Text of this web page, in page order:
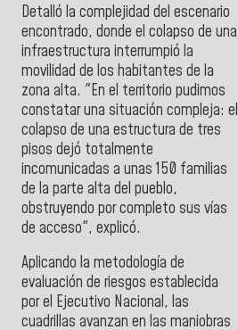
Detalló la complejidad del escenario
encontrado, donde el colapso de una
infraestructura interrumpió la
movilidad de los habitantes de la
zona alta. "En el territorio pudimos
constatar una situación compleja: el
colapso de una estructura de tres
pisos dejó totalmente
incomunicadas a unas 150 familias
de la parte alta del pueblo,
obstruyendo por completo sus vías
de acceso", explicó.
Aplicando la metodología de
evaluación de riesgos establecida
por el Ejecutivo Nacional, las
cuadrillas avanzan en las maniobras